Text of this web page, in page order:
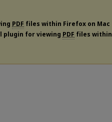
PDF files within Firefox on Mac
plugin for viewing PDF files within